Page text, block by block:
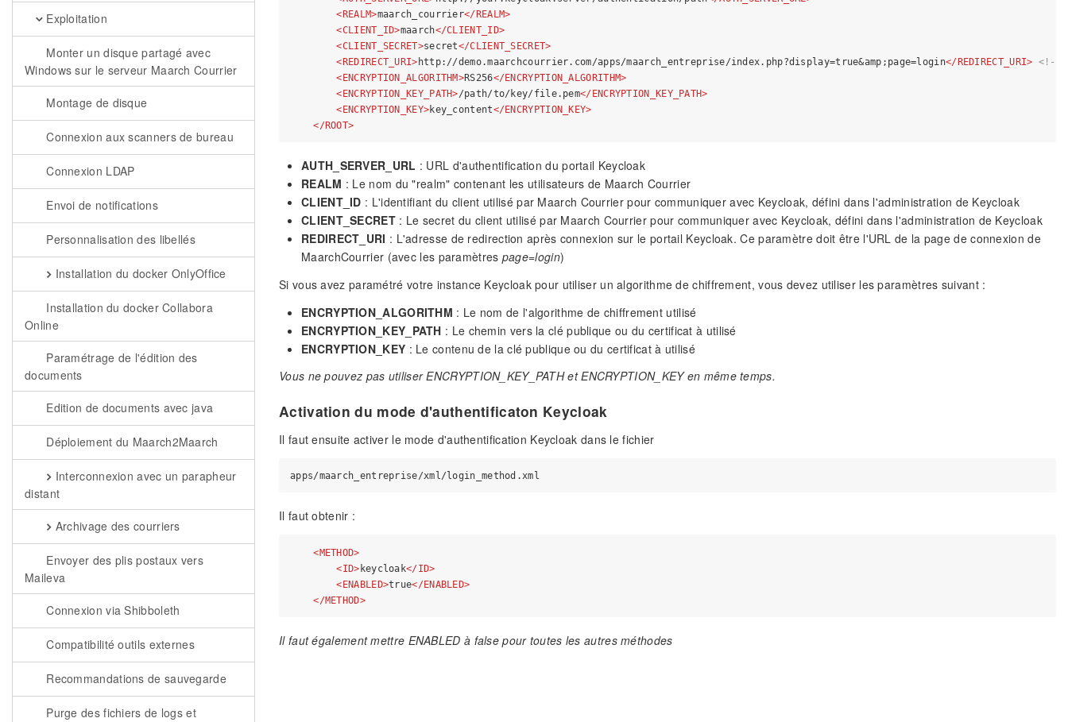
Exploitation
Monter un disque partagé avec
Windows sur le serveur Maarch Courrier
Montage de disque
Connexion aux scanners de bureau
Connexion LDAP
Envoi de notifications
Personnalisation des libellés
Installation du docker OnlyOffice
Installation du docker Collabora
Online
Paramétrage de l'édition des
documents
Edition de documents avec java
Déploiement du Maarch2Maarch
Interconnexion avec un parapheur
distant
Archivage des courriers
Envoyer des plis postaux vers
Maileva
Connexion via Shibboleth
Compatibilité outils externes
Recommandations de sauvegarde
Purge des fichiers de logs et
< REALM>maarch_courrier</ REALM>
<CLIENT_ID>maarch</CLIENT_ID>
<CLIENT_SECRET>secret</CLIENT_SECRET>
< REDIRECT_URI> http://demo.maarchcourrier.com/apps/maarch_entreprise/index.php?display=true&amp; page=login</ REDIRECT_URI> <!--
< ENCRYPTION_ALGORITHM>RS256</ENCRYPTION_ALGORITHM>
< ENCRYPTION_KEY_PATH>/path/to/key/file.pem</ ENCRYPTION_KEY_PATH>
< ENCRYPTION_KEY>key_content</ENCRYPTION_KEY>
</ROOT>
AUTH_SERVER_URL : URL d'authentification du portail Keycloak
REALM : Le nom du "realm" contenant les utilisateurs de Maarch Courrier
CLIENT_ID : L'identifiant du client utilisé par Maarch Courrier pour communiquer avec Keycloak, défini dans l'administration de Keycloak
CLIENT_SECRET: Le secret du client utilisé par Maarch Courrier pour communiquer avec Keycloak, défini dans l'administration de Keycloak
REDIRECT_URI : L'adresse de redirection après connexion sur le portail Keycloak. Ce paramètre doit être l'URL de la page de connexion de
MaarchCourrier (avec les paramètres page=login)
Si vous avez paramétré votre instance Keycloak pour utiliser un algorithme de chiffrement, vous devez utiliser les paramètres suivant :
ENCRYPTION_ALGORITHM : Le nom de l'algorithme de chiffrement utilisé
ENCRYPTION_KEY_PATH : Le chemin vers la clé publique ou du certificat à utilisé
ENCRYPTION_KEY : Le contenu de la clé publique ou du certificat à utilisé
Vous ne pouvez pas utiliser ENCRYPTION_KEY_PATH et ENCRYPTION_KEY en même temps.
Activation du mode d'authentificaton Keycloak
Il faut ensuite activer le mode d'authentification Keycloak dans le fichier
Il faut obtenir :
<METHOD>
<ID> keycloak</ID>
< ENABLED>true</ENABLED>
</METHOD>
Il faut également mettre ENABLED à false pour toutes les autres méthodes